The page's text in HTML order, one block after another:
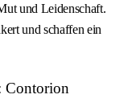
und Leidenschaft.
und schaffen ein
Contorion